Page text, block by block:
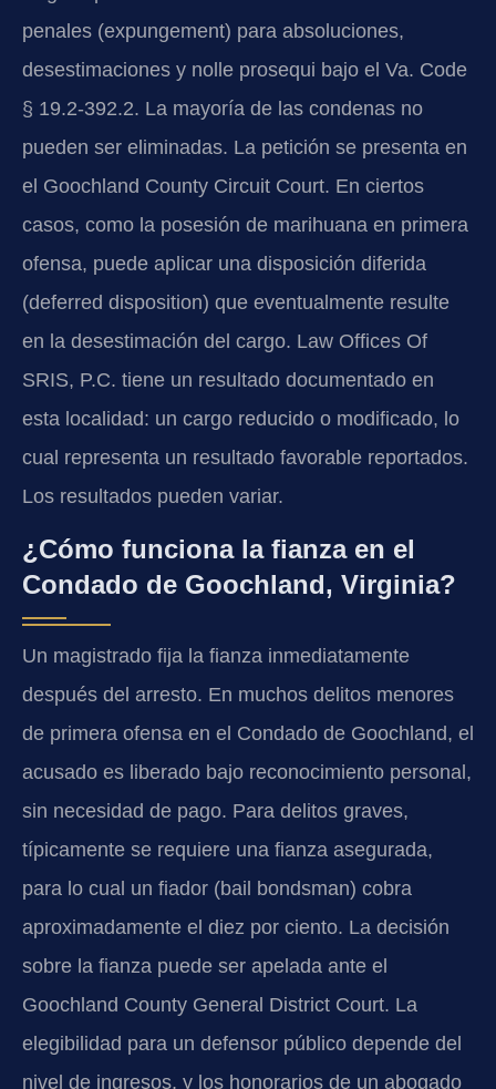
penales (expungement) para absoluciones,
desestimaciones y nolle prosequi bajo el Va. Code
§ 19.2-392.2. La mayoría de las condenas no
pueden ser eliminadas. La petición se presenta en
el Goochland County Circuit Court. En ciertos
casos, como la posesión de marihuana en primera
ofensa, puede aplicar una disposición diferida
(deferred disposition) que eventualmente resulte
en la desestimación del cargo. Law Offices Of
SRIS, P.C. tiene un resultado documentado en
esta localidad: un cargo reducido o modificado, lo
cual representa un resultado favorable reportados.
Los resultados pueden variar.
¿Cómo funciona la fianza en el
Condado de Goochland, Virginia?
Un magistrado fija la fianza inmediatamente
después del arresto. En muchos delitos menores
de primera ofensa en el Condado de Goochland, el
acusado es liberado bajo reconocimiento personal,
sin necesidad de pago. Para delitos graves,
típicamente se requiere una fianza asegurada,
para lo cual un fiador (bail bondsman) cobra
aproximadamente el diez por ciento. La decisión
sobre la fianza puede ser apelada ante el
Goochland County General District Court. La
elegibilidad para un defensor público depende del
nivel de ingresos, y los honorarios de un abogado